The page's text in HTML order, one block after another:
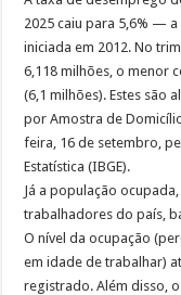
2025 caiu para 5,6% —
iniciada em 2012. No
6,118 milhões, o menor
(6,1 milhões). Estes são
por Amostra de
feira, 16 de setembro,
Estatística (IBGE).
Já a população
trabalhadores do país,
O nível da ocupação
em idade de trabalhar)
registrado. Além disso,